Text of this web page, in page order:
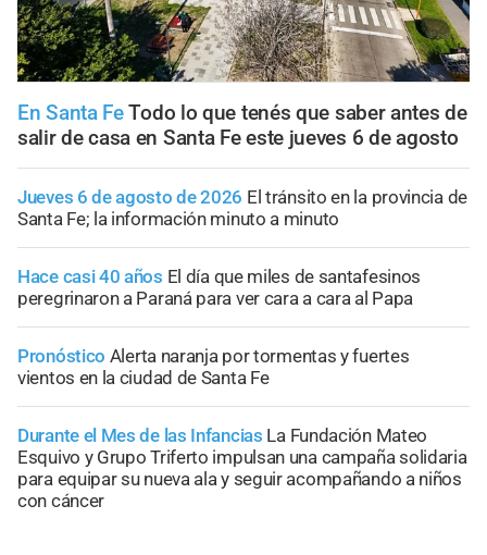
En Santa Fe Todo lo que tenés que saber antes de
salir de casa en Santa Fe este jueves 6 de agosto
Jueves 6 de agosto de 2026 El tránsito en la provincia de
Santa Fe; la información minuto a minuto
Hace casi 40 años El día que miles de santafesinos
peregrinaron a Paraná para ver cara a cara al Papa
Pronóstico Alerta naranja por tormentas y fuertes
vientos en la ciudad de Santa Fe
Durante el Mes de las Infancias La Fundación Mateo
Esquivo y Grupo Triferto impulsan una campaña solidaria
para equipar su nueva ala y seguir acompañando a niños
con cáncer